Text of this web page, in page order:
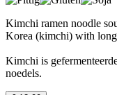
Kimchi ramen noodle
Korea (kimchi) with
Kimchi is
noedels.